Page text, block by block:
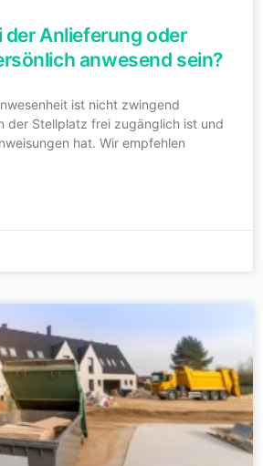
der Anlieferung oder
anwesend sein?
ist nicht zwingend
der Stellplatz frei zugänglich ist und
hat. Wir empfehlen